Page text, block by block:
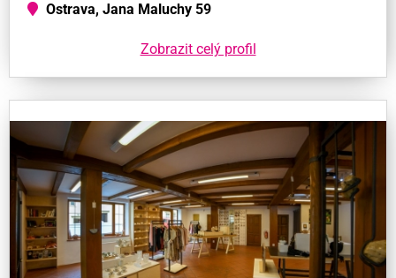
Ostrava, Jana Maluchy 59
Zobrazit celý profil